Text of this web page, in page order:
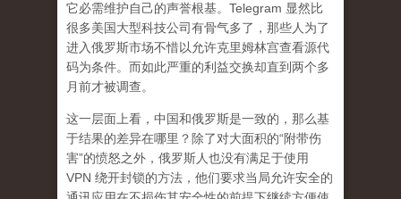
它必需维护自己的声誉根基。Telegram 显然比
很多美国大型科技公司有骨气多了，那些人为了
进入俄罗斯市场不惜以允许克里姆林宫查看源代
码为条件。而如此严重的利益交换却直到两个多
月前才被调查。
这一层面上看，中国和俄罗斯是一致的，那么基
于结果的差异在哪里？除了对大面积的“附带伤
害”的愤怒之外，俄罗斯人也没有满足于使用
VPN 绕开封锁的方法，他们要求当局允许安全的